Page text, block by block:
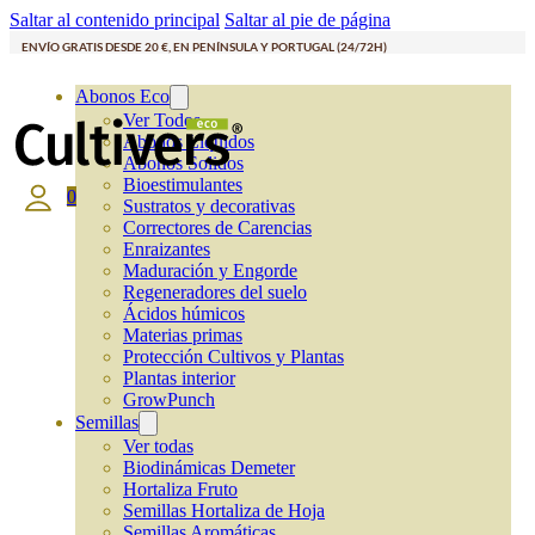
Saltar al contenido principal Saltar al pie de página
ENVÍO GRATIS DESDE 20 €, EN PENÍNSULA Y PORTUGAL (24/72H)
Abonos Eco
Ver Todos
Abonos Líquidos
Abonos Solidos
Bioestimulantes
Sustratos y decorativas
Correctores de Carencias
Enraizantes
Maduración y Engorde
Regeneradores del suelo
Ácidos húmicos
Materias primas
Protección Cultivos y Plantas
Plantas interior
GrowPunch
Semillas
Ver todas
Biodinámicas Demeter
Hortaliza Fruto
Semillas Hortaliza de Hoja
0